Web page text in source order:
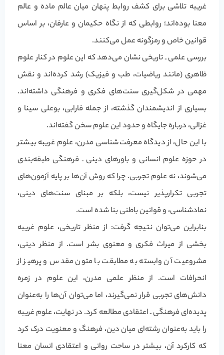
غریبه تلاشی برای کشف روابط پنهان میان عالم ماده و عالم
معنا بوده‌اند؛ روابطی که از نگاه حکیمان و عارفان، بر اساس
قوانین خاص و رمزگونه عمل می‌کنند.
بررسی علمی ـ تاریخی نشان می‌دهد که این علوم در کنار علوم
ظاهری (مانند ریاضیات، طب و فیزیک) رشد کرده‌اند و نقش
مهمی در شکل‌گیری سنت‌های فکری و فرهنگی داشته‌اند.
بسیاری از اندیشمندان گذشته، از جمله فارابی، بوعلی سینا و
غزالی، درباره جایگاه و حدود این علوم سخن گفته‌اند.
با این حال، از دیدگاه معرفت‌شناسی مدرن، علوم غریبه بیشتر
در حوزه علوم انسانی و باورهای دینی ـ فرهنگی طبقه‌بندی
می‌شوند، نه علوم تجربی. چرا که روش آن‌ها بر پایه آزمون‌های
تجربی تکرارپذیر نیست، بلکه بر مبنای سنت‌های دینی،
نمادشناسی، و قوانین باطنی بنا شده است.
بنابراین می‌توان نتیجه گرفت: از منظر تاریخی، علوم غریبه
بخشی از میراث فکری و معنوی بشر است. از منظر دینی،
مشروعیت آن وابسته به مطابقت با متون مقدس و پرهیز از
انحرافات است. از منظر علمی مدرن، این علوم در زمره
دانش‌های تجربی قرار نمی‌گیرند، اما می‌توان آن‌ها را به‌عنوان
پدیده‌ای فرهنگی ـ اعتقادی مطالعه کرد. در نهایت، علوم غریبه
را باید به‌عنوان رشته‌ای میان دین، فرهنگ و معنویت درک کرد
که کارکرد آن، بیشتر در ساحت روانی و اعتقادی انسان معنا